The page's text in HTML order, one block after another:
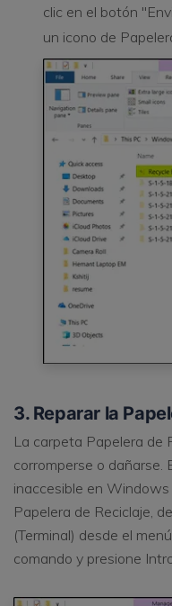
clic en el botón
un icono de
3. Reparar la
La carpeta Papelera de
corromperse o dañarse.
inaccesible en
Papelera de Reciclaje,
(Terminal) desde el
comando y presione